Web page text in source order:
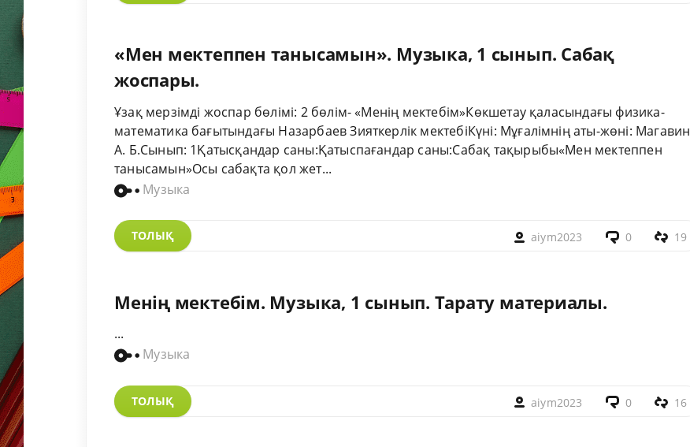
«Мен мектеппен танысамын». Музыка, 1 сынып. Сабақ
жоспары.
Ұзақ мерзімді жоспар бөлімі: 2 бөлім- «Менің мектебім»Көкшетау қаласындағы физика-
математика бағытындағы Назарбаев Зияткерлік мектебіКүні: Мұғалімнің аты-жөні: Магавин
А. Б.Сынып: 1Қатысқандар саны:Қатыспағандар саны:Сабақ тақырыбы«Мен мектеппен
танысамын»Осы сабақта қол жет...
Музыка
ТОЛЫҚ aiym2023 0 19
Менің мектебім. Музыка, 1 сынып. Тарату материалы.
...
Музыка
ТОЛЫҚ aiym2023 0 16